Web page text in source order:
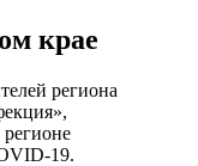
крае
региона
19.